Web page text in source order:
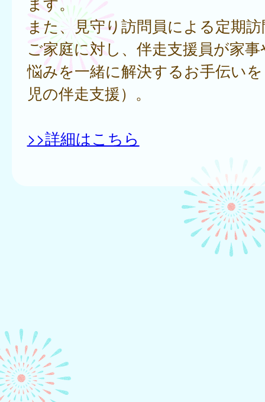
また、見守り訪問員による定期
ご家庭に対し、伴走支援員が家
悩みを一緒に解決するお手伝い
児の伴走支援）。
>>詳細はこちら